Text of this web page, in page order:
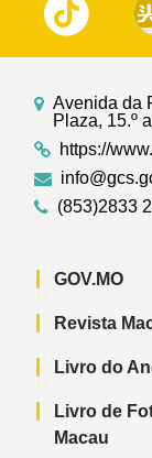
Avenida da
Plaza, 15.º
https://
(853)2833
GOV.MO
Revista
Livro do
Livro de
Macau